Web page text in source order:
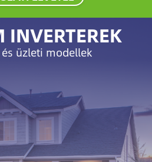
INVERTEREK
üzleti modellek